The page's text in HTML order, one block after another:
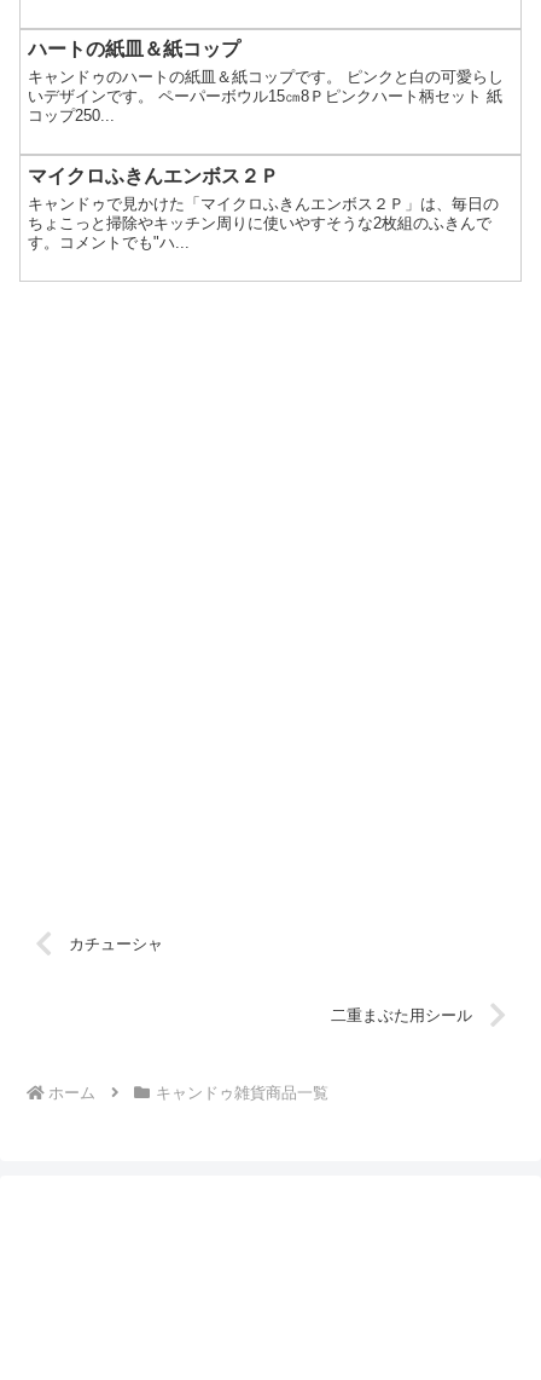
ハートの紙皿＆紙コップ
キャンドゥのハートの紙皿＆紙コップです。 ピンクと白の可愛らし
いデザインです。 ペーパーボウル15㎝8Ｐピンクハート柄セット 紙
コップ250...
マイクロふきんエンボス２Ｐ
キャンドゥで見かけた「マイクロふきんエンボス２Ｐ」は、毎日の
ちょこっと掃除やキッチン周りに使いやすそうな2枚組のふきんで
す。コメントでも"ハ...
カチューシャ
二重まぶた用シール
ホーム キャンドゥ雑貨商品一覧